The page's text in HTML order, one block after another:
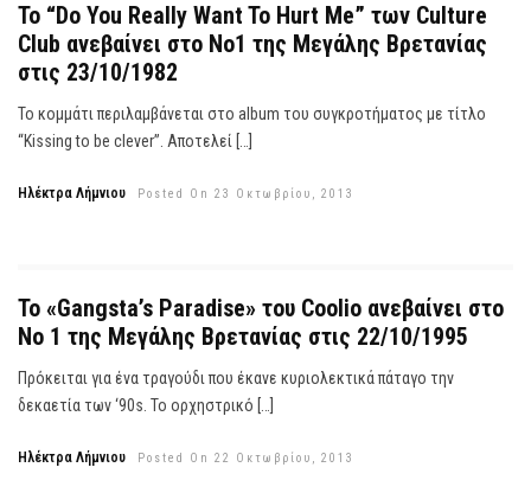
Το “Do You Really Want To Hurt Me” των Culture
Club ανεβαίνει στο Νο1 της Μεγάλης Βρετανίας
στις 23/10/1982
Το κομμάτι περιλαμβάνεται στο album του συγκροτήματος με τίτλο
“Kissing to be clever”. Αποτελεί […]
Ηλέκτρα Λήμνιου Posted On 23 Οκτωβρίου, 2013
Το «Gangsta’s Paradise» του Coolio ανεβαίνει στο
Νο 1 της Μεγάλης Βρετανίας στις 22/10/1995
Πρόκειται για ένα τραγούδι που έκανε κυριολεκτικά πάταγο την
δεκαετία των ‘90s. Το ορχηστρικό […]
Ηλέκτρα Λήμνιου Posted On 22 Οκτωβρίου, 2013